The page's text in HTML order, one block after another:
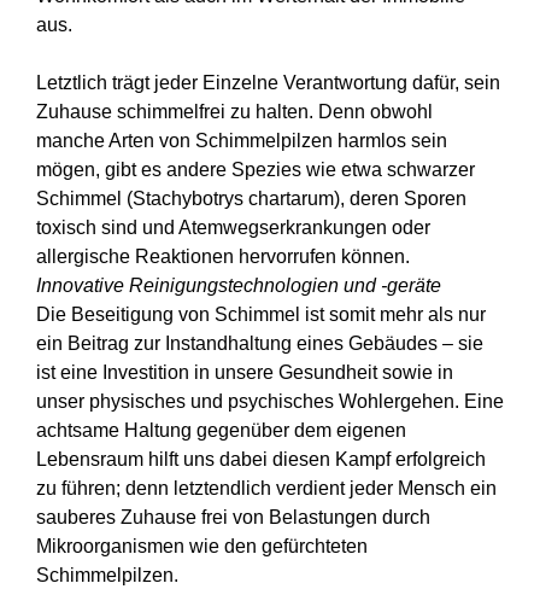
aus.
Letztlich trägt jeder Einzelne Verantwortung dafür, sein
Zuhause schimmelfrei zu halten. Denn obwohl
manche Arten von Schimmelpilzen harmlos sein
mögen, gibt es andere Spezies wie etwa schwarzer
Schimmel (Stachybotrys chartarum), deren Sporen
toxisch sind und Atemwegserkrankungen oder
allergische Reaktionen hervorrufen können.
Innovative Reinigungstechnologien und -geräte
Die Beseitigung von Schimmel ist somit mehr als nur
ein Beitrag zur Instandhaltung eines Gebäudes – sie
ist eine Investition in unsere Gesundheit sowie in
unser physisches und psychisches Wohlergehen. Eine
achtsame Haltung gegenüber dem eigenen
Lebensraum hilft uns dabei diesen Kampf erfolgreich
zu führen; denn letztendlich verdient jeder Mensch ein
sauberes Zuhause frei von Belastungen durch
Mikroorganismen wie den gefürchteten
Schimmelpilzen.